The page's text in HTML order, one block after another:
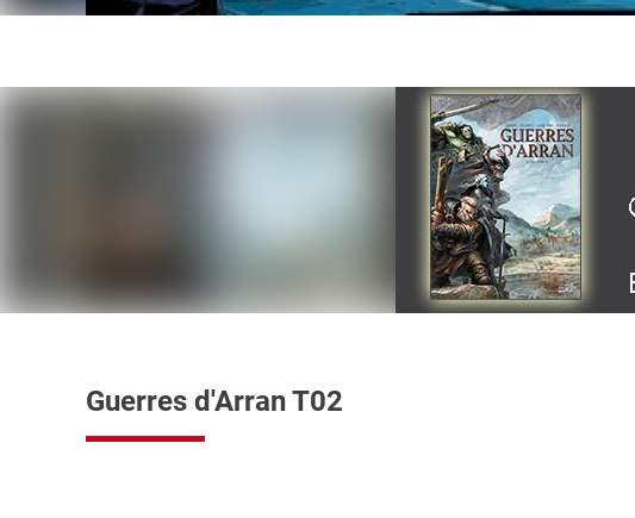
Guerres d'Arran T02